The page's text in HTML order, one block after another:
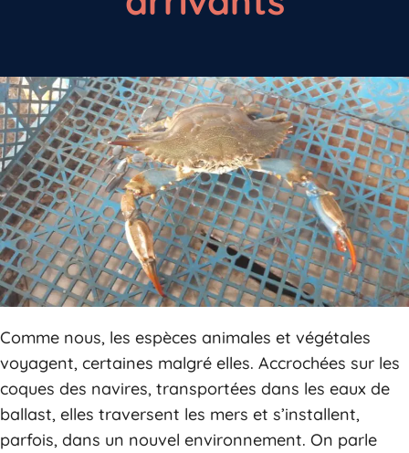
Comme nous, les espèces animales et végétales
voyagent, certaines malgré elles. Accrochées sur les
coques des navires, transportées dans les eaux de
ballast, elles traversent les mers et s’installent,
parfois, dans un nouvel environnement. On parle